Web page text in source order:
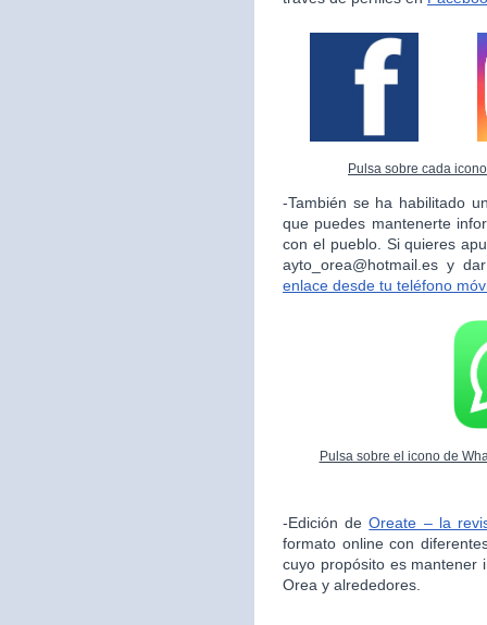
Pulsa sobre cada
-También se ha habilitado
que puedes mantenerte
con el pueblo. Si quieres
ayto_orea@hotmail.es y
enlace desde tu teléfono
Pulsa sobre el icono de
-Edición deOreate – la
formato online con
cuyo propósito es mantener
Orea y alrededores.